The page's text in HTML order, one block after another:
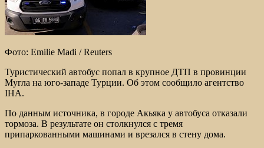
Фото: Emilie Madi / Reuters
Туристический автобус попал в крупное ДТП в провинции
Мугла на юго-западе Турции. Об этом сообщило агентство
IHA.
По данным источника, в городе Акьяка у автобуса отказали
тормоза. В результате он столкнулся с тремя
припаркованными машинами и врезался в стену дома.